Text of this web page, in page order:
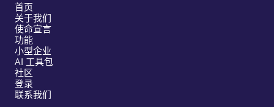
首页
关于我们
使命宣言
功能
小型企业
AI 工具包
社区
登录
联系我们